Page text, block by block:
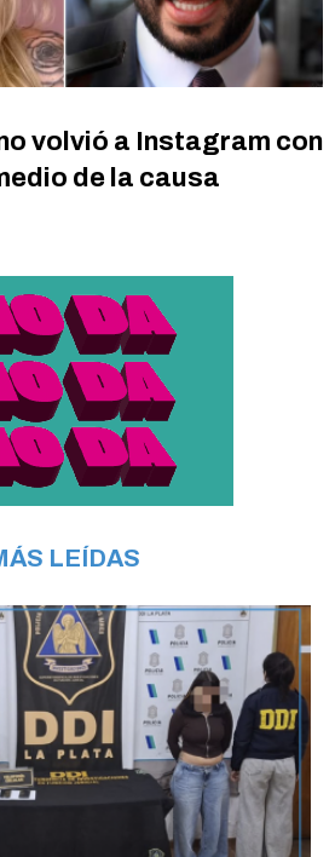
volvió a Instagram con
de la causa
LEÍDAS